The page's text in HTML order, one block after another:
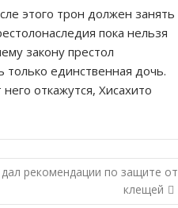
этого трон должен занять
пока нельзя
закону престол
только единственная дочь.
откажутся, Хисахито
рекомендации по защите от
клещей